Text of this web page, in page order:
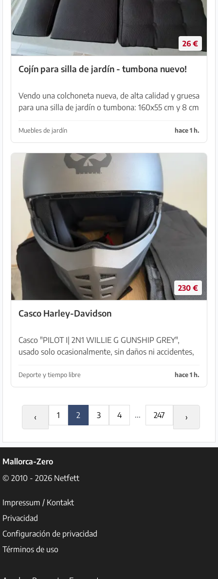
26 €
Cojín para silla de jardín - tumbona nuevo!
Vendo una colchoneta nueva, de alta calidad y gruesa
para una silla de jardín o tumbona: 160x55 cm y 8 cm
cm, asiento 70 cm. Plegable. Fundas de cojí...
Muebles de jardín hace 1 h.
230 €
Casco Harley-Davidson
Casco "PILOT I| 2N1 WILLIE G GUNSHIP GREY",
usado solo ocasionalmente, sin daños ni accidentes,
Serra de Marina
Deporte y tiempo libre hace 1 h.
‹ 1 2 3 4 ... 247 ›
Mallorca-Zero
© 2010 - 2026 Netfett
Impressum / Kontakt
Privacidad
Configuración de privacidad
Términos de uso